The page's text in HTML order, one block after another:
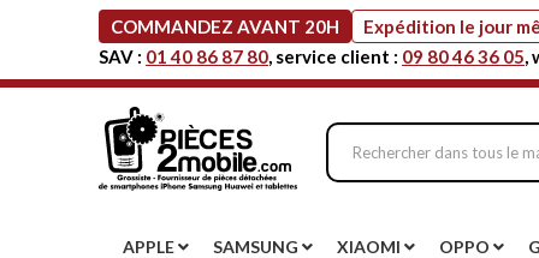
COMMANDEZ AVANT 20H
Expédition le jour
SAV : 01 40 86 87 80, service client : 09 80 46 36 05,
APPLE SAMSUNG XIAOMI OPPO